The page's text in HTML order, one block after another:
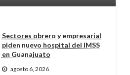
Sectores obrero y empresarial
piden nuevo hospital del IMSS
en Guanajuato
agosto 6, 2026